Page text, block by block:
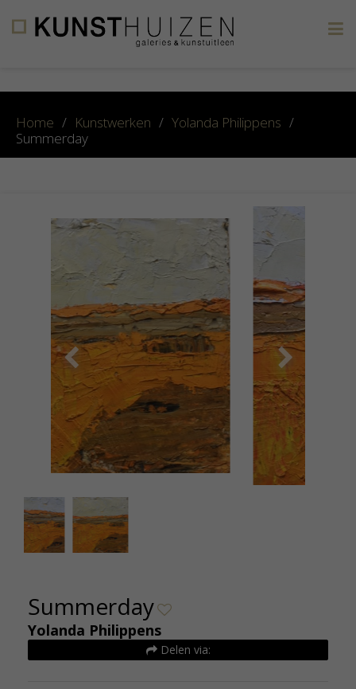
Home / Kunstwerken / Yolanda Philippens /
Summerday
Summerday
Yolanda Philippens
Delen via: